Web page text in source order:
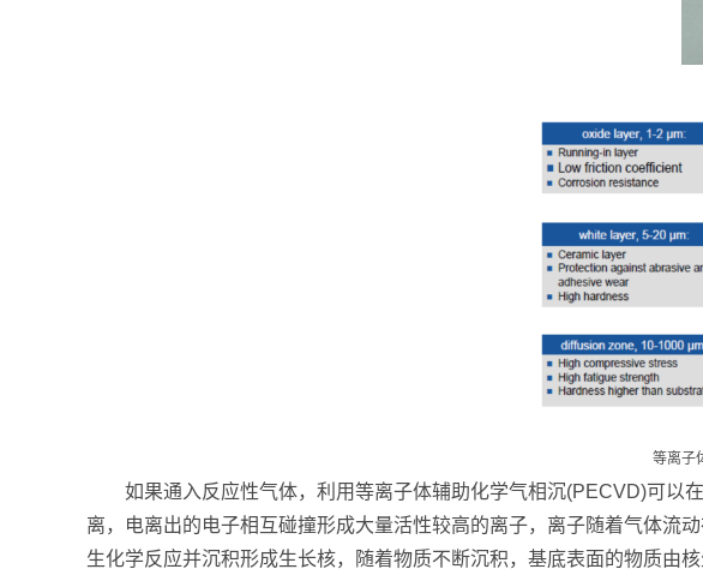
等离子
如果通入反应性气体，利用等离子体辅助化学气相沉(PECVD)可以
离，电离出的电子相互碰撞形成大量活性较高的离子，离子随着气体流
生化学反应并沉积形成生长核，随着物质不断沉积，基底表面的物质由